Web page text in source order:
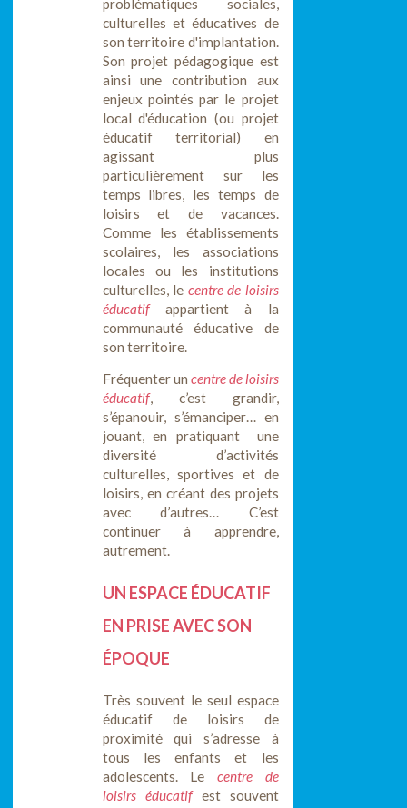
problématiques sociales,
culturelles et éducatives de
son territoire d'implantation.
Son projet pédagogique est
ainsi une contribution aux
enjeux pointés par le projet
local d'éducation (ou projet
éducatif territorial) en
agissant plus
particulièrement sur les
temps libres, les temps de
loisirs et de vacances.
Comme les établissements
scolaires, les associations
locales ou les institutions
culturelles, le centre de loisirs
éducatifappartient à la
communauté éducative de
son territoire.
Fréquenter un centre de loisirs
éducatif, c’est grandir,
s’épanouir, s’émanciper… en
jouant, en pratiquant une
diversité d’activités
culturelles, sportives et de
loisirs, en créant des projets
avec d’autres… C’est
continuer à apprendre,
autrement.
UN ESPACE ÉDUCATIF
EN PRISE AVEC SON
ÉPOQUE
Très souvent le seul espace
éducatif de loisirs de
proximité qui s’adresse à
tous les enfants et les
adolescents. Le centre de
loisirs éducatifest souvent